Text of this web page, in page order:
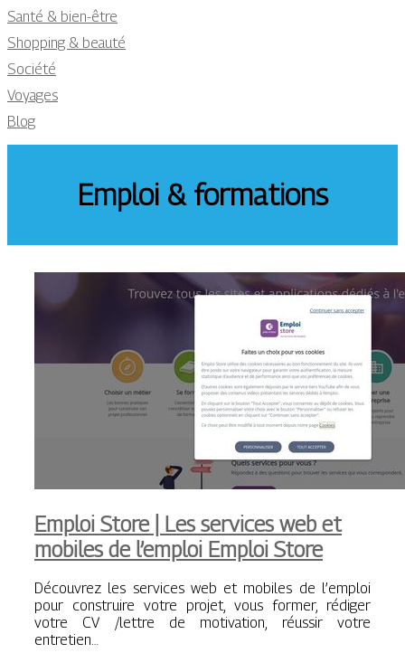
Santé & bien-être
Shopping & beauté
Société
Voyages
Blog
Emploi & formations
Emploi Store | Les services web et
mobiles de l’emploi Emploi Store
Découvrez les services web et mobiles de l’emploi
pour construire votre projet, vous former, rédiger
votre CV /lettre de motivation, réussir votre
entretien…